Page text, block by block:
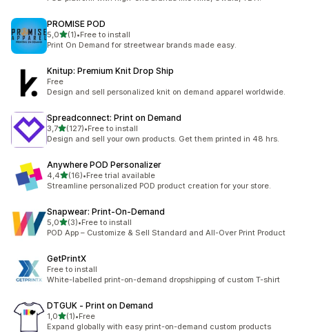
PROMISE POD
5,0av 5 stjerner
(1)
Totalt 1 omtaler
•Free to install
Print On Demand for streetwear brands made easy.
Knitup: Premium Knit Drop Ship
Free
Design and sell personalized knit on demand apparel worldwide.
Spreadconnect: Print on Demand
3,7av 5 stjerner
(127)
Totalt 127 omtaler
•Free to install
Design and sell your own products. Get them printed in 48 hrs.
Anywhere POD Personalizer
4,4av 5 stjerner
(16)
Totalt 16 omtaler
•Free trial available
Streamline personalized POD product creation for your store.
Snapwear: Print‑On‑Demand
5,0av 5 stjerner
(3)
Totalt 3 omtaler
•Free to install
POD App – Customize & Sell Standard and All-Over Print Product
GetPrintX
Free to install
White-labelled print-on-demand dropshipping of custom T-shirt
DTGUK ‑ Print on Demand
1,0av 5 stjerner
(1)
Totalt 1 omtaler
•Free
Expand globally with easy print-on-demand custom products